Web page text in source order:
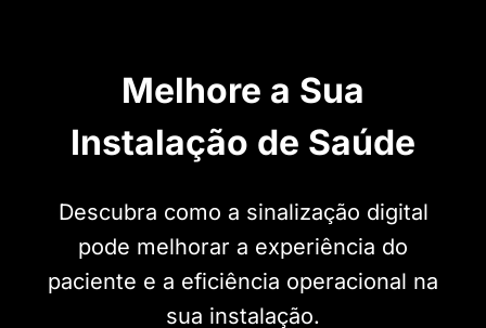
Melhore a Sua
Instalação de Saúde
Descubra como a sinalização digital
pode melhorar a experiência do
paciente e a eficiência operacional na
sua instalação.